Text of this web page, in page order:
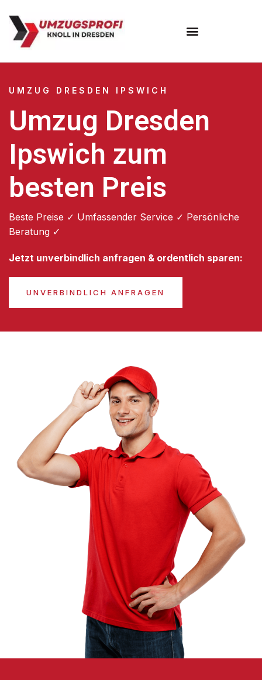
UMZUG DRESDEN IPSWICH
Umzug Dresden
Ipswich zum
besten Preis
Beste Preise ✓ Umfassender Service ✓ Persönliche
Beratung ✓
Jetzt unverbindlich anfragen & ordentlich sparen:
UNVERBINDLICH ANFRAGEN